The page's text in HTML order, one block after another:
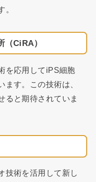
。
CiRA）
を応用してiPS細胞
ます。この技術は、
ると期待されていま
技術を活用して新し